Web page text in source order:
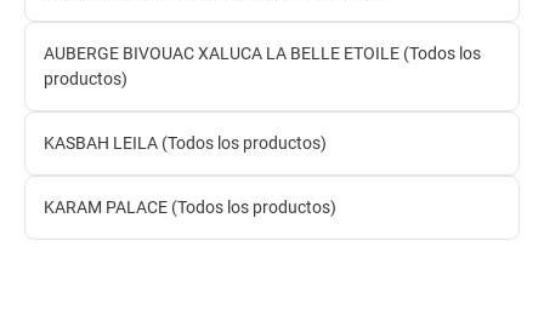
AUBERGE BIVOUAC XALUCA LA BELLE ETOILE (Todos los
productos)
KASBAH LEILA (Todos los productos)
KARAM PALACE (Todos los productos)